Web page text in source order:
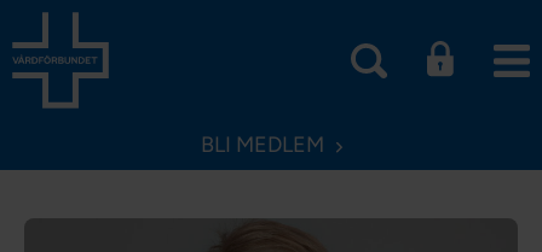
BLI MEDLEM